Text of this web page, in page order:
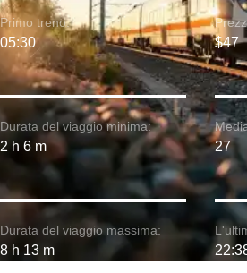
Durata del viaggio minima:
2 h 6 m
Primo treno:
05:30
Durata del viaggio massima:
8 h 13 m
$47
27